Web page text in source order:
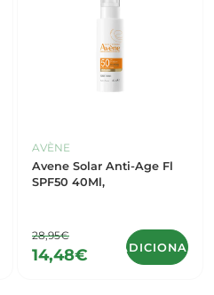
AVÈNE
Avene Solar Anti-Age Fl
SPF50 40Ml,
28,95€
14,48€ ADICIONAR